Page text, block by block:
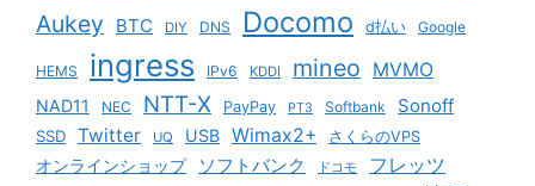
Aukey BTC DIY DNS Docomo d払い Google
HEMS ingress IPv6 KDDI mineo MVMO
NAD11 NEC NTT-X PayPay PT3 Softbank Sonoff
SSD Twitter UQ USB Wimax2+ さくらのVPS
オンラインショップ ソフトバンク ドコモ フレッツ